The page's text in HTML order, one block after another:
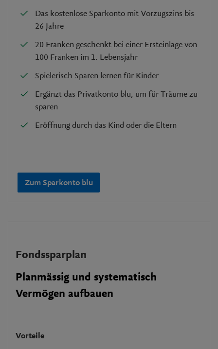
Das kostenlose Sparkonto mit Vorzugszins bis
26 Jahre
20 Franken geschenkt bei einer Ersteinlage von
100 Franken im 1. Lebensjahr
Spielerisch Sparen lernen für Kinder
Ergänzt das Privatkonto blu, um für Träume zu
sparen
Eröffnung durch das Kind oder die Eltern
Zum Sparkonto blu
Fondssparplan
Planmässig und systematisch
Vermögen aufbauen
Vorteile